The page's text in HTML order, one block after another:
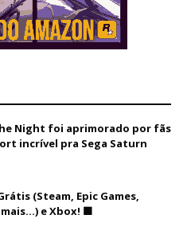
Night foi aprimorado por fãs
incrível pra Sega Saturn
(Steam, Epic Games,
e Xbox! 🟩